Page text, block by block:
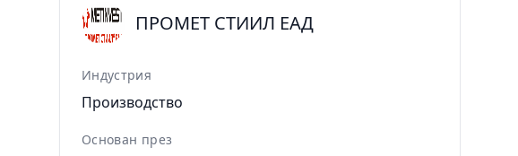
ПРОМЕТ СТИИЛ ЕАД
Индустрия
Производство
Основан през